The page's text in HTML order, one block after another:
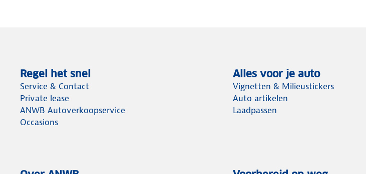
Regel het snel
Service & Contact
Private lease
ANWB Autoverkoopservice
Occasions
Alles voor je auto
Vignetten & Milieustickers
Auto artikelen
Laadpassen